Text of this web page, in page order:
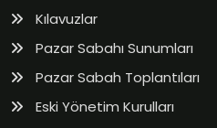
Kılavuzlar
Pazar Sabahı Sunumları
Pazar Sabah Toplantıları
Eski Yönetim Kurulları